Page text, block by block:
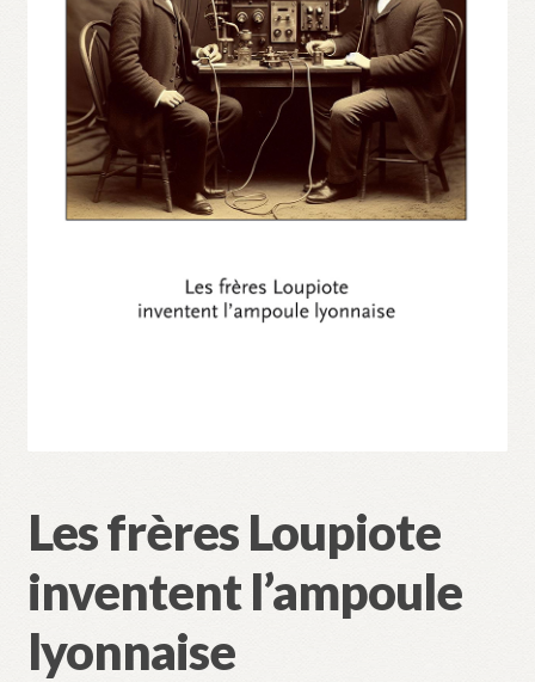
Les frères Loupiote
inventent l’ampoule
lyonnaise